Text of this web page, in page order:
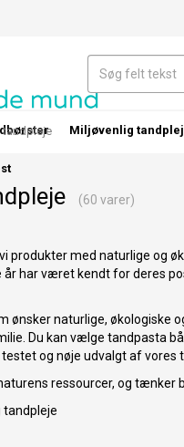
(60 varer)
produkter med naturlige og
år har været kendt for deres
ønsker naturlige, økologiske
Du kan vælge tandpasta
og nøje udvalgt af vores
ressourcer, og tænker
tandpleje
tandpleje Miljøvenlig